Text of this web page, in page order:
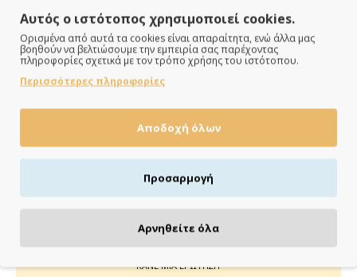
ΠΑΡΑΔΙΔΟΥΜΕ ΓΡΗΓΟΡΑ
Άμεση αποστολή της παραγγελίας σου σε 1 - 2 εργάσιμες
ημέρες
ΠΛΗΡΩΝΕΙΣ ΟΠΩΣ ΘΕΣ
Πιστωτική/χρεωστική κάρτα, αντικαταβολή ή κατάθεση
ΚΑΝΕ ΜΙΑ ΕΡΩΤΗΣΗ
Αυτός ο ιστότοπος χρησιμοποιεί cookies.
Ορισμένα από αυτά τα cookies είναι απαραίτητα, ενώ άλλα μας
βοηθούν να βελτιώσουμε την εμπειρία σας παρέχοντας
πληροφορίες σχετικά με τον τρόπο χρήσης του ιστότοπου.
Περισσότερες πληροφορίες
Αποδοχή όλων
Προσαρμογή
Αρνηθείτε όλα